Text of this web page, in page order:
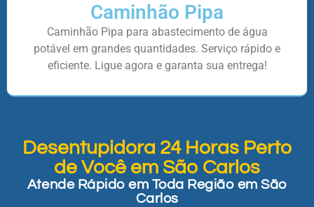
Caminhão Pipa
Caminhão Pipa para abastecimento de água
potável em grandes quantidades. Serviço rápido e
eficiente. Ligue agora e garanta sua entrega!
Desentupidora 24 Horas Perto
de Você em São Carlos
Atende Rápido em Toda Região em São
Carlos